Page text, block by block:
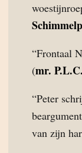
“Frontaal
(mr.
“Peter
van zijn